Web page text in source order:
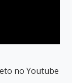
no Youtube